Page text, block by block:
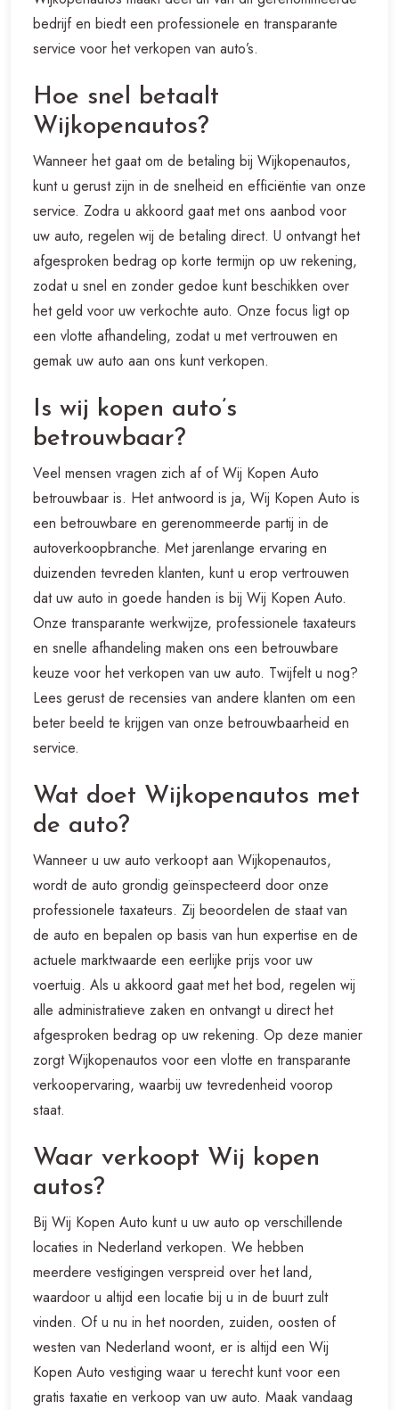
bedrijf en biedt een professionele en transparante
service voor het verkopen van auto’s.
Hoe snel betaalt
Wijkopenautos?
Wanneer het gaat om de betaling bij Wijkopenautos,
kunt u gerust zijn in de snelheid en efficiëntie van onze
service. Zodra u akkoord gaat met ons aanbod voor
uw auto, regelen wij de betaling direct. U ontvangt het
afgesproken bedrag op korte termijn op uw rekening,
zodat u snel en zonder gedoe kunt beschikken over
het geld voor uw verkochte auto. Onze focus ligt op
een vlotte afhandeling, zodat u met vertrouwen en
gemak uw auto aan ons kunt verkopen.
Is wij kopen auto’s
betrouwbaar?
Veel mensen vragen zich af of Wij Kopen Auto
betrouwbaar is. Het antwoord is ja, Wij Kopen Auto is
een betrouwbare en gerenommeerde partij in de
autoverkoopbranche. Met jarenlange ervaring en
duizenden tevreden klanten, kunt u erop vertrouwen
dat uw auto in goede handen is bij Wij Kopen Auto.
Onze transparante werkwijze, professionele taxateurs
en snelle afhandeling maken ons een betrouwbare
keuze voor het verkopen van uw auto. Twijfelt u nog?
Lees gerust de recensies van andere klanten om een
beter beeld te krijgen van onze betrouwbaarheid en
service.
Wat doet Wijkopenautos met
de auto?
Wanneer u uw auto verkoopt aan Wijkopenautos,
wordt de auto grondig geïnspecteerd door onze
professionele taxateurs. Zij beoordelen de staat van
de auto en bepalen op basis van hun expertise en de
actuele marktwaarde een eerlijke prijs voor uw
voertuig. Als u akkoord gaat met het bod, regelen wij
alle administratieve zaken en ontvangt u direct het
afgesproken bedrag op uw rekening. Op deze manier
zorgt Wijkopenautos voor een vlotte en transparante
verkoopervaring, waarbij uw tevredenheid voorop
staat.
Waar verkoopt Wij kopen
autos?
Bij Wij Kopen Auto kunt u uw auto op verschillende
locaties in Nederland verkopen. We hebben
meerdere vestigingen verspreid over het land,
waardoor u altijd een locatie bij u in de buurt zult
vinden. Of u nu in het noorden, zuiden, oosten of
westen van Nederland woont, er is altijd een Wij
Kopen Auto vestiging waar u terecht kunt voor een
gratis taxatie en verkoop van uw auto. Maak vandaag